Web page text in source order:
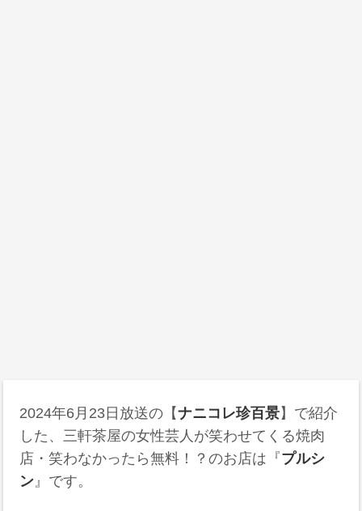
2024年6月23日 放送の【ナニコレ珍百景】で紹介
した、三軒茶屋の女性芸人が笑わせてくる焼肉
店・笑わなかったら無料！？のお店は『プルシ
ン 』です。